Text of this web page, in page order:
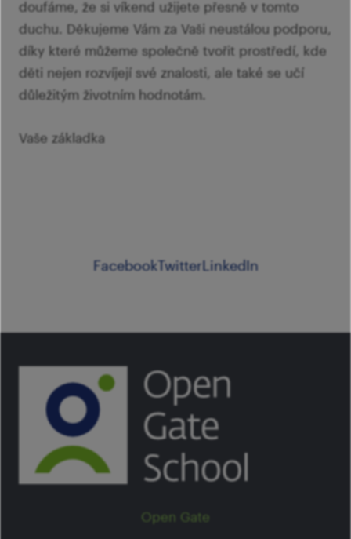
doufáme, že si víkend užijete přesně v tomto
duchu. Děkujeme Vám za Vaši neustálou podporu,
díky které můžeme společně tvořit prostředí, kde
děti nejen rozvíjejí své znalosti, ale také se učí
důležitým životním hodnotám.
Vaše základka
FacebookTwitterLinkedIn
Open Gate